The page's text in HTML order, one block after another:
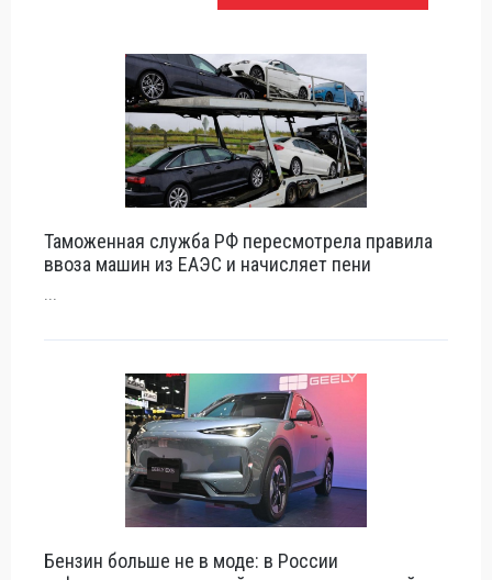
Таможенная служба РФ пересмотрела правила
ввоза машин из ЕАЭС и начисляет пени
...
Бензин больше не в моде: в России